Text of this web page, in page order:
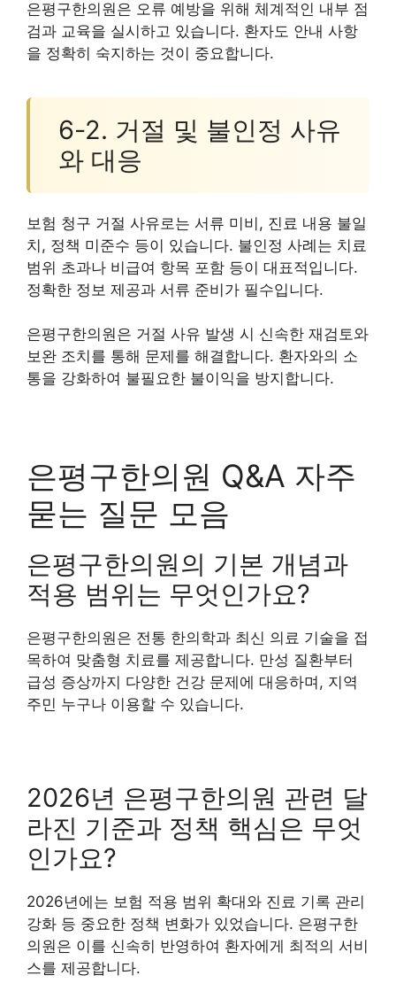
은평구한의원은 오류 예방을 위해 체계적인 내부 점
검과 교육을 실시하고 있습니다. 환자도 안내 사항
을 정확히 숙지하는 것이 중요합니다.
6-2. 거절 및 불인정 사유
와 대응
보험 청구 거절 사유로는 서류 미비, 진료 내용 불일
치, 정책 미준수 등이 있습니다. 불인정 사례는 치료
범위 초과나 비급여 항목 포함 등이 대표적입니다.
정확한 정보 제공과 서류 준비가 필수입니다.
은평구한의원은 거절 사유 발생 시 신속한 재검토와
보완 조치를 통해 문제를 해결합니다. 환자와의 소
통을 강화하여 불필요한 불이익을 방지합니다.
은평구한의원 Q&A 자주
묻는 질문 모음
은평구한의원의 기본 개념과
적용 범위는 무엇인가요?
은평구한의원은 전통 한의학과 최신 의료 기술을 접
목하여 맞춤형 치료를 제공합니다. 만성 질환부터
급성 증상까지 다양한 건강 문제에 대응하며, 지역
주민 누구나 이용할 수 있습니다.
2026년 은평구한의원 관련 달
라진 기준과 정책 핵심은 무엇
인가요?
2026년에는 보험 적용 범위 확대와 진료 기록 관리
강화 등 중요한 정책 변화가 있었습니다. 은평구한
의원은 이를 신속히 반영하여 환자에게 최적의 서비
스를 제공합니다.